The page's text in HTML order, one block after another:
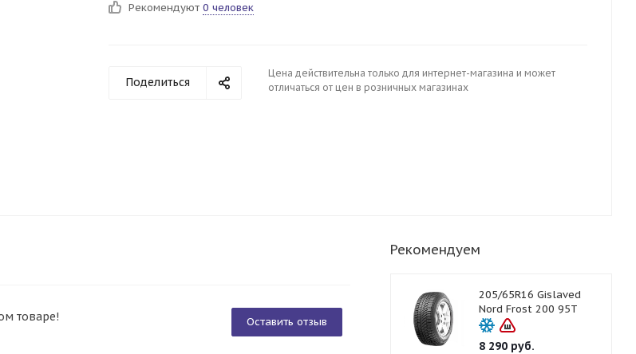
Рекомендуют 0 человек
Поделиться
Цена действительна только для интернет-магазина и может
отличаться от цен в розничных магазинах
Оставить отзыв
товаре!
Рекомендуем
205/65R16 Gislaved
Nord Frost 200 95T
8 290руб.